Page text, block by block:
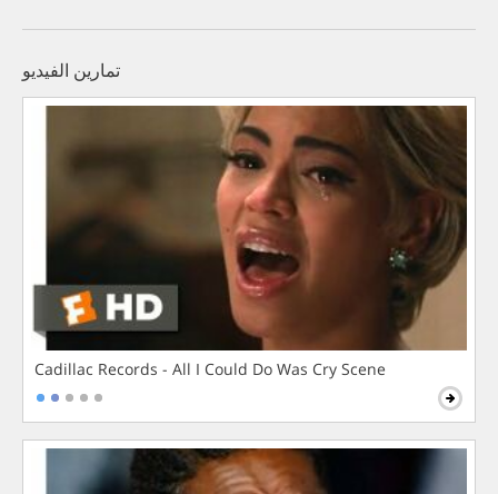
تمارين الفيديو
Cadillac Records - All I Could Do Was Cry Scene